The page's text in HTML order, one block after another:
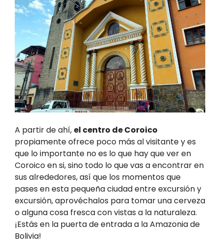
A partir de ahí, el centro de Coroico
propiamente ofrece poco más al visitante y es
que lo importante no es lo que hay que ver en
Coroico en si, sino todo lo que vas a encontrar en
sus alrededores, así que los momentos que
pases en esta pequeña ciudad entre excursión y
excursión, aprovéchalos para tomar una cerveza
o alguna cosa fresca con vistas a la naturaleza.
¡Estás en la puerta de entrada a la Amazonia de
Bolivia!